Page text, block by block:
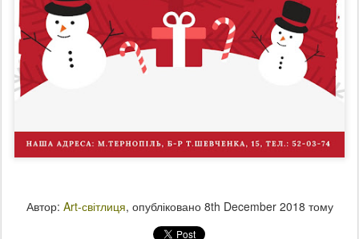
Автор: Art-світлиця, опубліковано 8th December 2018 тому